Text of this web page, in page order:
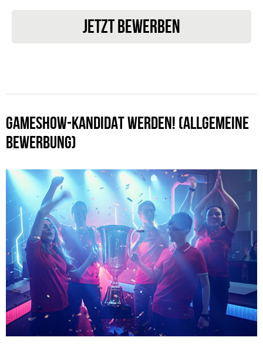
JETZT BEWERBEN
GAMESHOW-KANDIDAT WERDEN! (ALLGEMEINE
BEWERBUNG)